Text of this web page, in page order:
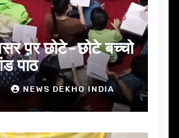
प़र छोटे-छोटे बच्चो
पाठ
NEWS DEKHO INDIA